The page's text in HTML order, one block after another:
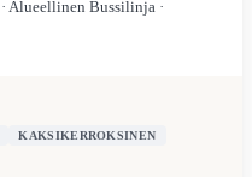
Alueellinen Bussilinja ·
KAKSIKERROKSINEN